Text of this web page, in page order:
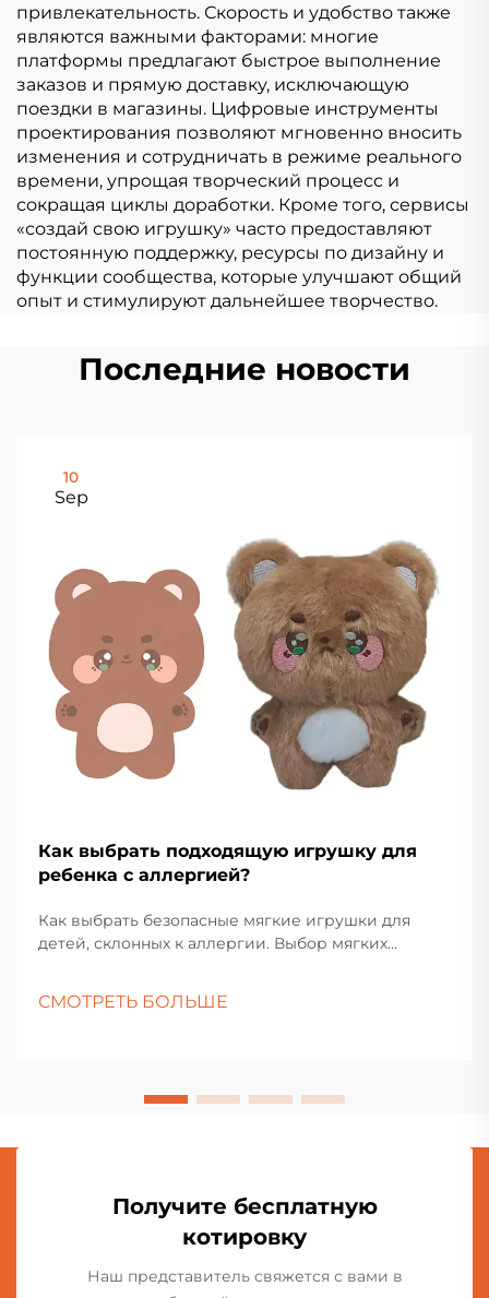
привлекательность. Скорость и удобство также
являются важными факторами: многие
платформы предлагают быстрое выполнение
заказов и прямую доставку, исключающую
поездки в магазины. Цифровые инструменты
проектирования позволяют мгновенно вносить
изменения и сотрудничать в режиме реального
времени, упрощая творческий процесс и
сокращая циклы доработки. Кроме того, сервисы
«создай свою игрушку» часто предоставляют
постоянную поддержку, ресурсы по дизайну и
функции сообщества, которые улучшают общий
опыт и стимулируют дальнейшее творчество.
Последние новости
10
Sep
Как выбрать подходящую игрушку для
ребенка с аллергией?
Как выбрать безопасные мягкие игрушки для
детей, склонных к аллергии. Выбор мягких
Родителям и воспитателям необходимо
СМОТРЕТЬ БОЛЬШЕ
Получите бесплатную
котировку
Наш представитель свяжется с вами в